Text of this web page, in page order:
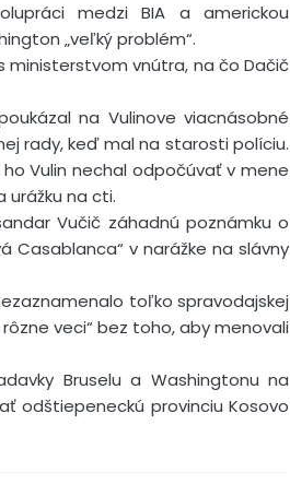
medzi BIA a americkou
„veľký problém“.
ministerstvom vnútra, na čo Dačič
na Vulinove viacnásobné
rady, keď mal na starosti políciu.
Vulin nechal odpočúvať v mene
urážku na cti.
Vučič záhadnú poznámku o
Casablanca“ v narážke na slávny
toľko spravodajskej
veci“ bez toho, aby menovali
Bruselu a Washingtonu na
odštiepeneckú provinciu Kosovo